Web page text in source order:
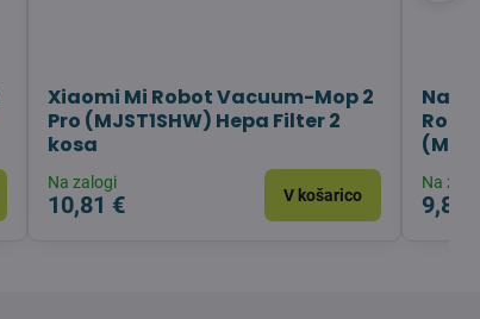
Xiaomi Mi Robot Vacuum-Mop 2
Pro (MJST1SHW) Hepa Filter 2
kosa
Na zalogi
10,81 € V košarico
Na
9,82